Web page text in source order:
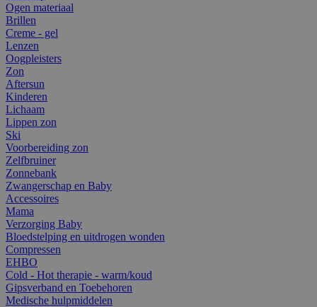
Ogen materiaal
Brillen
Creme - gel
Lenzen
Oogpleisters
Zon
Aftersun
Kinderen
Lichaam
Lippen zon
Ski
Voorbereiding zon
Zelfbruiner
Zonnebank
Zwangerschap en Baby
Accessoires
Mama
Verzorging Baby
Bloedstelping en uitdrogen wonden
Compressen
EHBO
Cold - Hot therapie - warm/koud
Gipsverband en Toebehoren
Medische hulpmiddelen